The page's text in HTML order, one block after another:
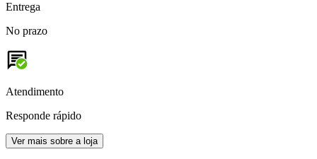
Entrega
No prazo
Atendimento
Responde rápido
Ver mais sobre a loja